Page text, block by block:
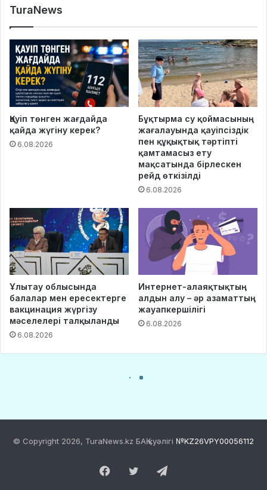
© Copyright 2026, TuraNews.kz БАҚ куәлігі №KZ26VPY00056112
Facebook
Twitter